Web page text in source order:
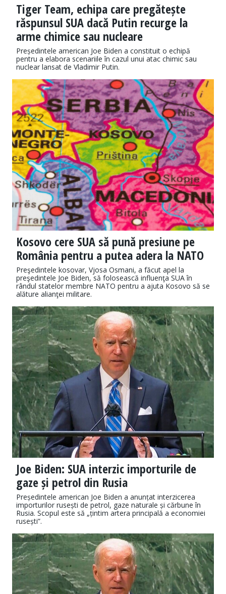
Tiger Team, echipa care pregătește
răspunsul SUA dacă Putin recurge la
arme chimice sau nucleare
Președintele american Joe Biden a constituit o echipă
pentru a elabora scenariile în cazul unui atac chimic sau
nuclear lansat de Vladimir Putin.
Kosovo cere SUA să pună presiune pe
România pentru a putea adera la NATO
Preşedintele kosovar, Vjosa Osmani, a făcut apel la
preşedintele Joe Biden, să folosească influenţa SUA în
rândul statelor membre NATO pentru a ajuta Kosovo să se
alăture alianţei militare.
Joe Biden: SUA interzic importurile de
gaze și petrol din Rusia
Președintele american Joe Biden a anunțat interzicerea
importurilor rusești de petrol, gaze naturale și cărbune în
Rusia. Scopul este să „țintim artera principală a economiei
rusești”.